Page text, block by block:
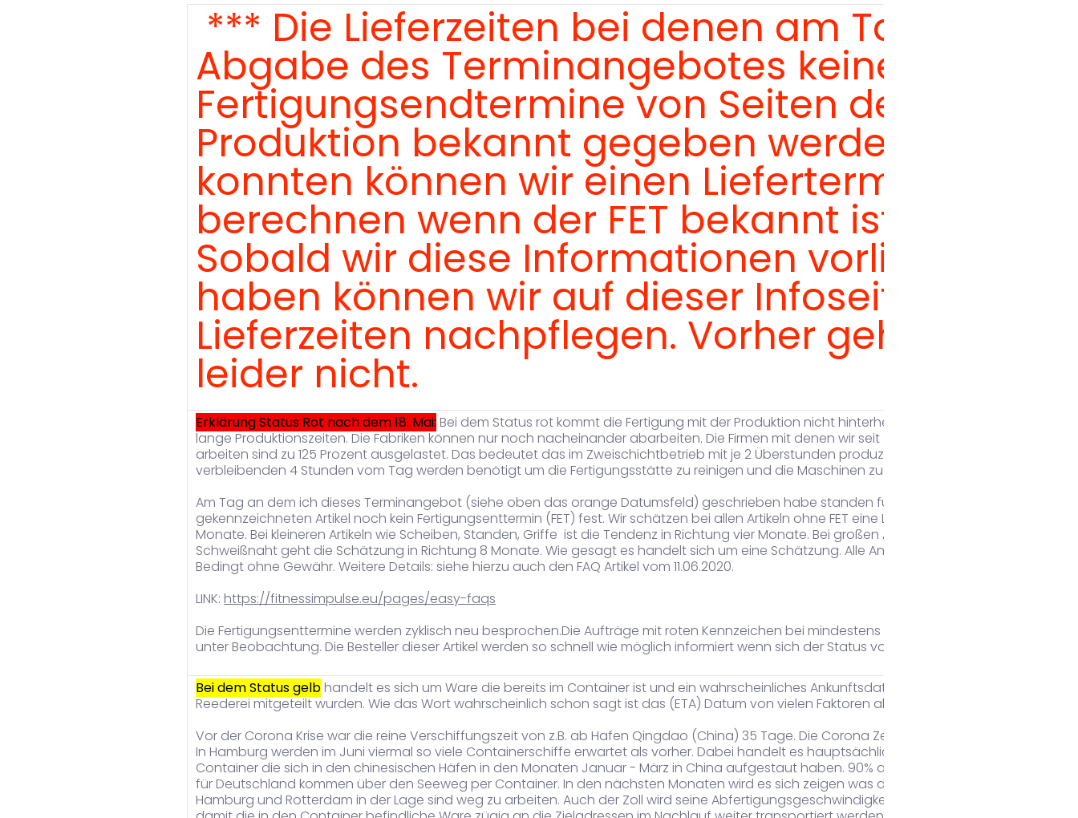
*** Die Lieferzeiten bei denen am Tag der
Abgabe des Terminangebotes keine
Fertigungsendtermine von Seiten der
Produktion bekannt gegeben werden
konnten können wir einen Liefertermin erst
berechnen wenn der FET bekannt ist.
Sobald wir diese Informationen vorliegen
haben können wir auf dieser Infoseite die
Lieferzeiten nachpflegen. Vorher geht das
leider nicht.
Erklärung Status Rot nach dem 18. Mai: Bei dem Status rot kommt die Fertigung mit der Produktion nicht hinterher und es entstehen
lange Produktionszeiten. Die Fabriken können nur noch nacheinander abarbeiten. Die Firmen mit denen wir seit Jahren zusammen
arbeiten sind zu 125 Prozent ausgelastet. Das bedeutet das im Zweischichtbetrieb mit je 2 Überstunden produziert wird. Die
verbleibenden 4 Stunden vom Tag werden benötigt um die Fertigungsstätte zu reinigen und die Maschinen zu warten.
Am Tag an dem ich dieses Terminangebot (siehe oben das orange Datumsfeld) geschrieben habe standen für die ROT
gekennzeichneten Artikel noch kein Fertigungsenttermin (FET) fest. Wir schätzen bei allen Artikeln ohne FET eine Lieferzeit von 4 - 8
Monate. Bei kleineren Artikeln wie Scheiben, Standen, Griffe ist die Tendenz in Richtung vier Monate. Bei großen Artikeln mit
Schweißnaht geht die Schätzung in Richtung 8 Monate. Wie gesagt es handelt sich um eine Schätzung. Alle Angaben sind Corona
Bedingt ohne Gewähr. Weitere Details: siehe hierzu auch den FAQ Artikel vom 11.06.2020.
LINK: https://fitnessimpulse.eu/pages/easy-faqs
Die Fertigungsenttermine werden zyklisch neu besprochen.Die Aufträge mit roten Kennzeichen bei mindestens einen Artikel sind
unter Beobachtung. Die Besteller dieser Artikel werden so schnell wie möglich informiert wenn sich der Status von rot auf gelb ändert.
Bei dem Status gelb handelt es sich um Ware die bereits im Container ist und ein wahrscheinliches Ankunftsdatum uns von der
Reederei mitgeteilt wurden. Wie das Wort wahrscheinlich schon sagt ist das (ETA) Datum von vielen Faktoren abhänging.
Vor der Corona Krise war die reine Verschiffungszeit von z.B. ab Hafen Qingdao (China) 35 Tage. Die Corona Zeiten sind aber anders.
In Hamburg werden im Juni viermal so viele Containerschiffe erwartet als vorher. Dabei handelt es hauptsächlich um die vielen
Container die sich in den chinesischen Häfen in den Monaten Januar - März in China aufgestaut haben. 90% aller Waren aus China
für Deutschland kommen über den Seeweg per Container. In den nächsten Monaten wird es sich zeigen was die beiden Hafen
Hamburg und Rotterdam in der Lage sind weg zu arbeiten. Auch der Zoll wird seine Abfertigungsgeschwindigkeit steigern müssen,